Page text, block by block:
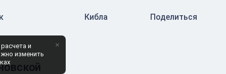
и
изменить
×
Кибла Поделиться